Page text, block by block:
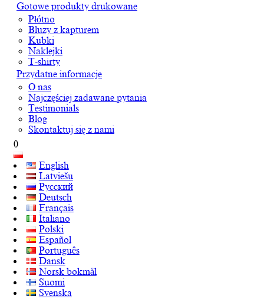
Gotowe produkty drukowane
Płótno
Bluzy z kapturem
Kubki
Naklejki
T-shirty
Przydatne informacje
O nas
Najczęściej zadawane pytania
Testimonials
Blog
Skontaktuj się z nami
0
English
Latviešu
Русский
Deutsch
Français
Italiano
Polski
Español
Português
Dansk
Norsk bokmål
Suomi
Svenska